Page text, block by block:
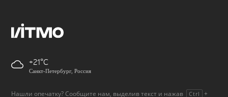
+21
Санкт-Петербург, Россия
Нашли опечатку? Сообщите нам, выделив текст и нажав Ctrl +